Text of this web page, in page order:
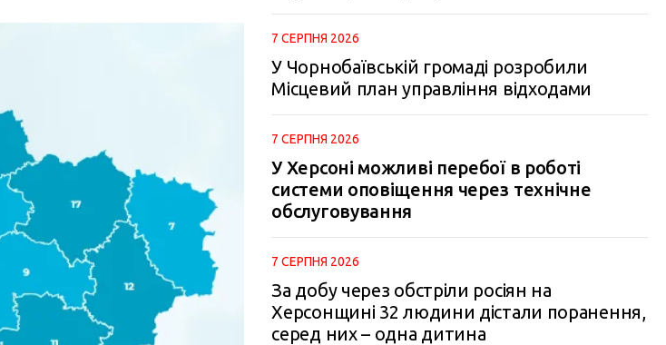
7 СЕРПНЯ 2026
У Чорнобаївській громаді розробили
Місцевий план управління відходами
7 СЕРПНЯ 2026
У Херсоні можливі перебої в роботі
системи оповіщення через технічне
обслуговування
7 СЕРПНЯ 2026
За добу через обстріли росіян на
Херсонщині 32 людини дістали поранення,
серед них – одна дитина